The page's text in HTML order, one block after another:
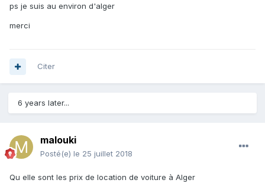
ps je suis au environ d'alger
merci
Citer
6 years later...
malouki
Posté(e) le 25 juillet 2018
Qu elle sont les prix de location de voiture à Alger